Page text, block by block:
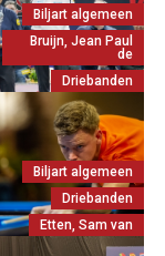
Biljart algemeen
Bruijn, Jean Paul
de
Driebanden
Biljart algemeen
Driebanden
Etten, Sam van